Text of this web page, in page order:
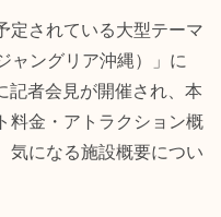
定されている大型テーマ
ャングリア沖縄）」に
記者会見が開催され、本
料金・アトラクション概
気になる施設概要につい